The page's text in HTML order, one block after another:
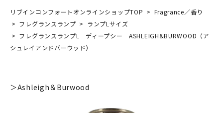
リブインコンフォートオンラインショップTOP
Fragrance／香り
フレグランスランプ
ランプLサイズ
フレグランスランプL ディープシー ASHLEIGH&BURWOOD（ア
シュレイアンドバーウッド）
＞Ashleigh＆Burwood